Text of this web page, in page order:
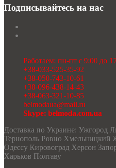
Подписывайтесь на нас
Работаем: пн-пт с 9:00 до
+38-033-525-35-92
+38-050-743-10-61
+38-096-438-14-43
+38-063-321-10-85
belmodaua@mail.ru
Skype: belmoda.com.ua
Доставка по Украине: Ужгород
Тернополь Ровно
Одессу Кировоград Херсон
Харьков Полтаву